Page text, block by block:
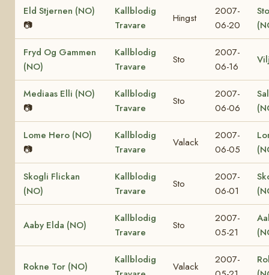
Eld Stjernen (NO)
📷
Kallblodig
Travare
Hingst
2007-
06-20
Fryd Og Gammen
(NO)
Kallblodig
Travare
Sto
2007-
06-16
Mediaas Elli (NO)
📷
Kallblodig
Travare
Sto
2007-
06-06
Lome Hero (NO)
📷
Kallblodig
Travare
Valack
2007-
06-05
Skogli Flickan
(NO)
Kallblodig
Travare
Sto
2007-
06-01
Aaby Elda (NO)
Kallblodig
Travare
Sto
2007-
05-21
Rokne Tor (NO)
Kallblodig
Valack
2007-